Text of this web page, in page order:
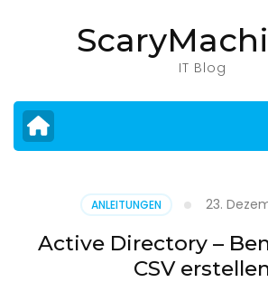
drücken)
IT Blog
ANLEITUNGEN 23.
Active Directory –
CSV